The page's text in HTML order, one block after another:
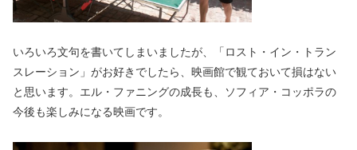
いろいろ文句を書いてしまいましたが、「ロスト・イン・トラン
スレーション」がお好きでしたら、映画館で観ておいて損はない
と思います。エル・ファニングの成長も、ソフィア・コッポラの
今後も楽しみになる映画です。